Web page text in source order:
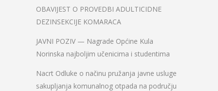
OBAVIJEST O PROVEDBI ADULTICIDNE
DEZINSEKCIJE KOMARACA
JAVNI POZIV — Nagrade Općine Kula
Norinska najboljim učenicima i studentima
Nacrt Odluke o načinu pružanja javne usluge
sakupljanja komunalnog otpada na području